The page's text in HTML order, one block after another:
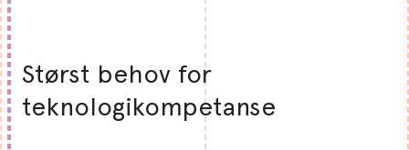
Størst behov for
teknologikompetanse